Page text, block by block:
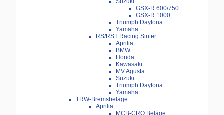
Suzuki
GSX-R 600/750
GSX-R 1000
Triumph Daytona
Yamaha
RS/RST Racing Sinter
Aprilia
BMW
Honda
Kawasaki
MV Agusta
Suzuki
Triumph Daytona
Yamaha
TRW-Bremsbeläge
Aprilia
MCB-CRQ Beläge